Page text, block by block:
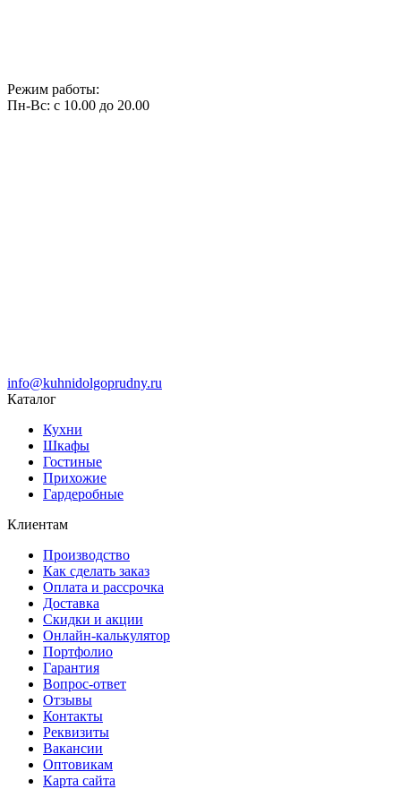
Режим работы:
Пн-Вс: с 10.00 до 20.00
info@kuhnidolgoprudny.ru
Каталог
Кухни
Шкафы
Гостиные
Прихожие
Гардеробные
Клиентам
Производство
Как сделать заказ
Оплата и рассрочка
Доставка
Скидки и акции
Онлайн-калькулятор
Портфолио
Гарантия
Вопрос-ответ
Отзывы
Контакты
Реквизиты
Вакансии
Оптовикам
Карта сайта